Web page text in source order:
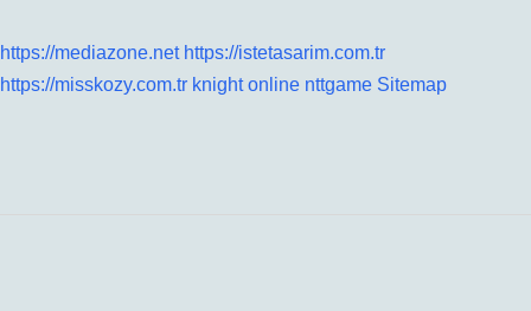
https://mediazone.net https://istetasarim.com.tr
https://misskozy.com.tr knight online nttgame Sitemap